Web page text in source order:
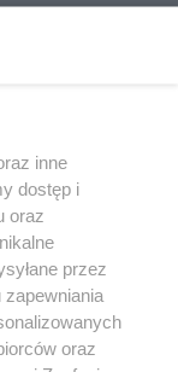
powielany i
sposób (w
polu
w
użycie lub
prawa,
kary i może być
inne
dostęp i
oraz
przez
oraz